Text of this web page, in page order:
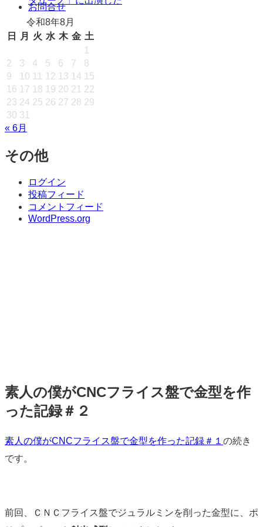
プ
お問合せ
令和8年8月
日
月 火 水 木 金 土
1
2
3 4 5 6 7
8
9
10 11 12 13 14 15
16 17 18 19 20 21 22
23 24 25 26 27 28 29
30 31
« 6月
その他
ログイン
投稿フィード
コメントフィード
WordPress.org
素人の僕がCNCフライス盤で金型を作
った記録＃２
標
素人の僕がCNCフライス盤で金型を作った記録＃１ の続き
です。
前回、ＣＮＣフライス盤でジュラルミンを削った金型に、ポ